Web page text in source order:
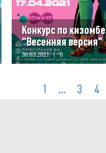
Конкурс по кизомбе
"Весенняя версия"
30.03.2021 0
1 ... 3 4